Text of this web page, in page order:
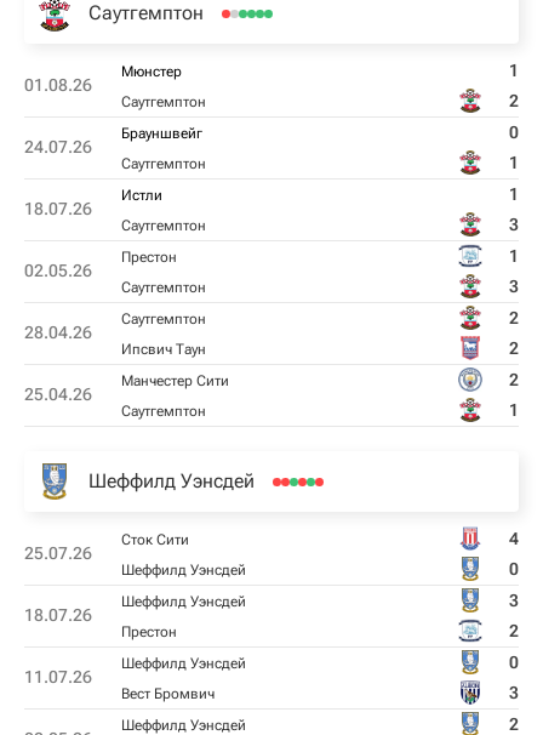
Саутгемптон
01.08.26
Мюнстер 1
Саутгемптон 2
24.07.26
Брауншвейг 0
Саутгемптон 1
18.07.26
Истли 1
Саутгемптон 3
02.05.26
Престон 1
Саутгемптон 3
28.04.26
Саутгемптон 2
Ипсвич Таун 2
25.04.26
Манчестер Сити 2
Саутгемптон 1
Шеффилд Уэнсдей
25.07.26
Сток Сити 4
Шеффилд Уэнсдей 0
18.07.26
Шеффилд Уэнсдей 3
Престон 2
11.07.26
Шеффилд Уэнсдей 0
Вест Бромвич 3
Шеффилд Уэнсдей 2